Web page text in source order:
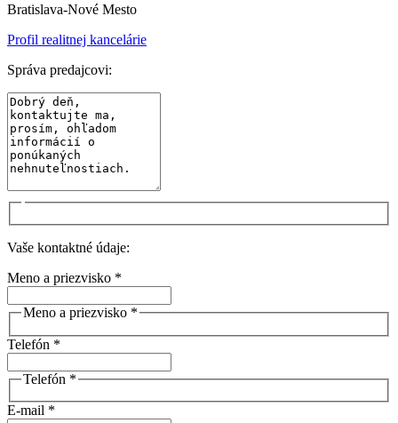
Bratislava-Nové Mesto
Profil realitnej kancelárie
Správa predajcovi:
Vaše kontaktné údaje:
Meno a priezvisko *
Meno a priezvisko *
Telefón *
Telefón *
E-mail *